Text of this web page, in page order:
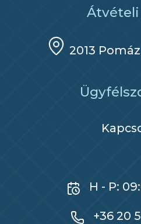
2013
H - P:
+36 20